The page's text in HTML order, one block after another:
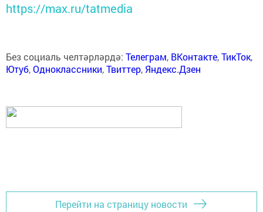
https://max.ru/tatmedia
Без социаль челтәрләрдә: Телеграм, ВКонтакте,ТикТок,
Ютуб,Одноклассники,Твиттер, Яндекс.Дзен
Перейти на страницу новости